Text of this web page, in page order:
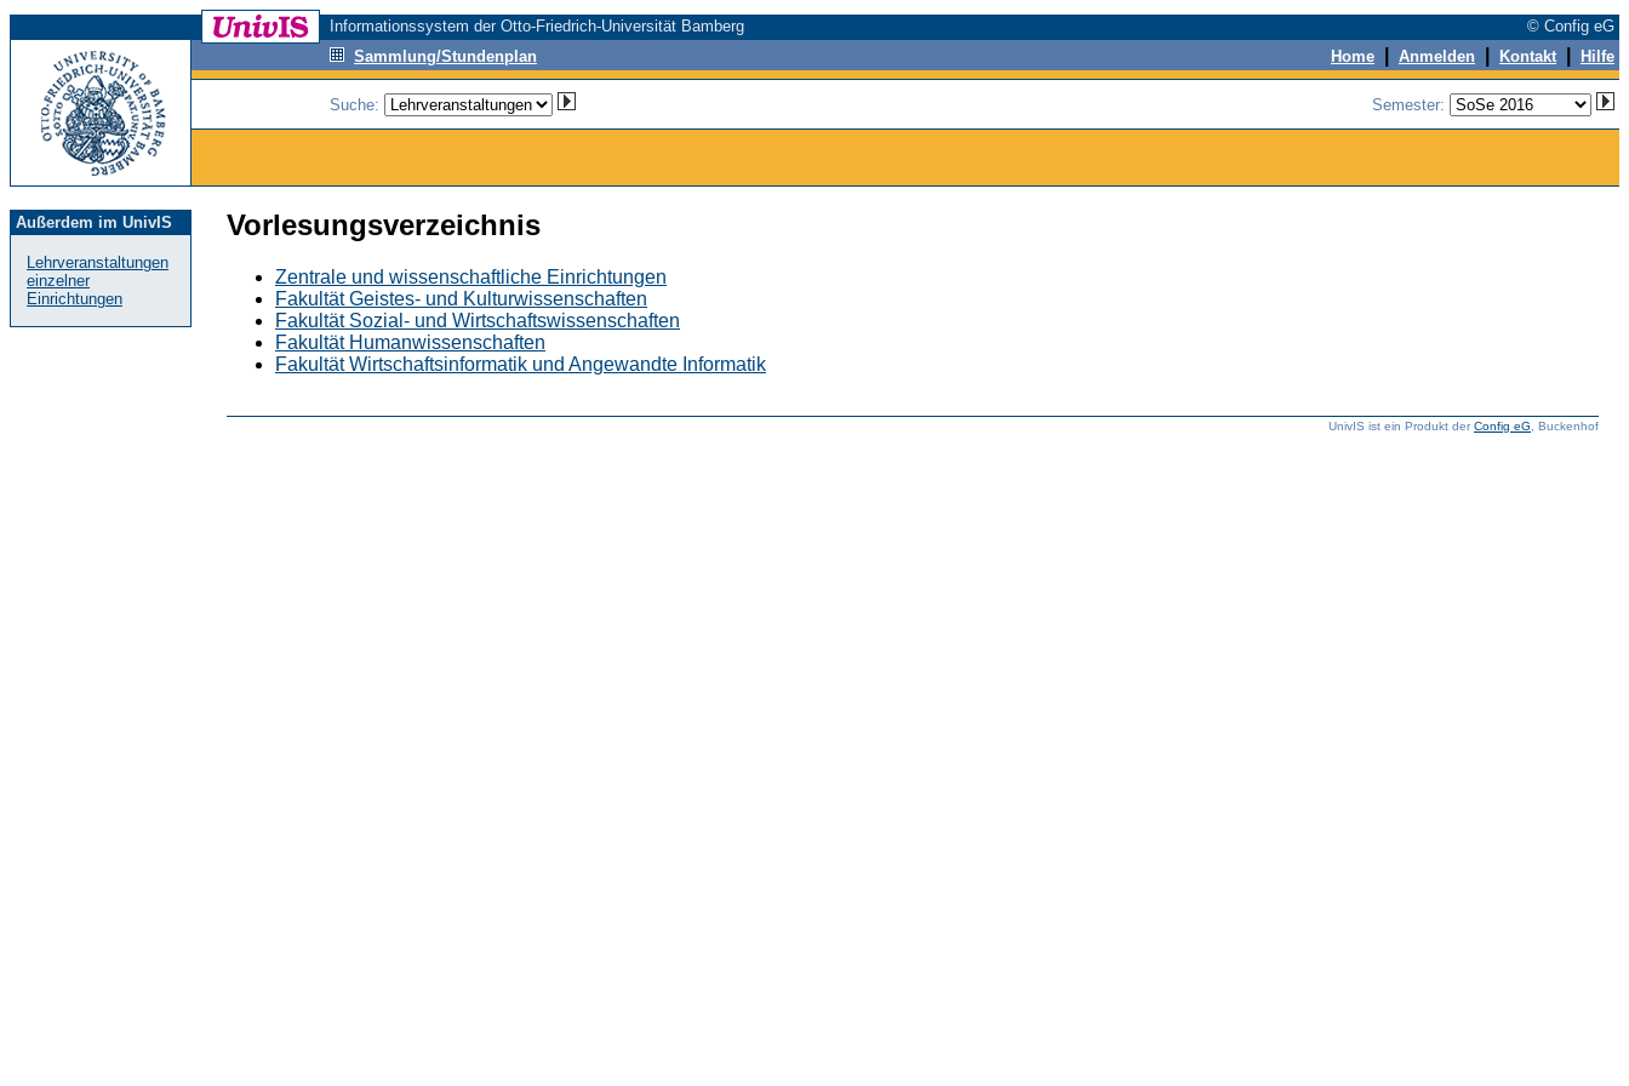
Informationssystem der Otto-Friedrich-Universität Bamberg
© Config eG
Sammlung/Stundenplan
Home Anmelden Kontakt Hilfe
Suche: Semester:
Außerdem im UnivIS
Lehrveranstaltungen
einzelner
Einrichtungen
Vorlesungsverzeichnis
Zentrale und wissenschaftliche Einrichtungen
Fakultät Geistes- und Kulturwissenschaften
Fakultät Sozial- und Wirtschaftswissenschaften
Fakultät Humanwissenschaften
Fakultät Wirtschaftsinformatik und Angewandte Informatik
UnivIS ist ein Produkt derConfig eG , Buckenhof